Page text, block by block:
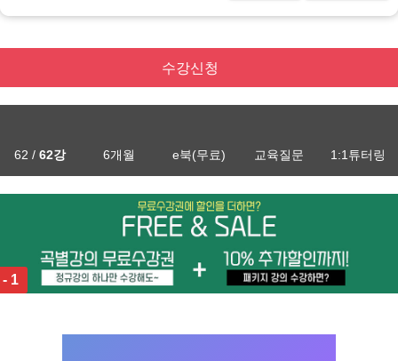
수강신청
62 / 62강 6개월 e북(무료) 교육질문 1:1튜터링
1